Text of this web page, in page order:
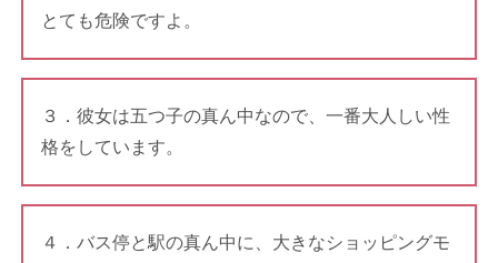
とても危険ですよ。
３．彼女は五つ子の真ん中なので、一番大人しい性
格をしています。
４．バス停と駅の真ん中に、大きなショッピングモ